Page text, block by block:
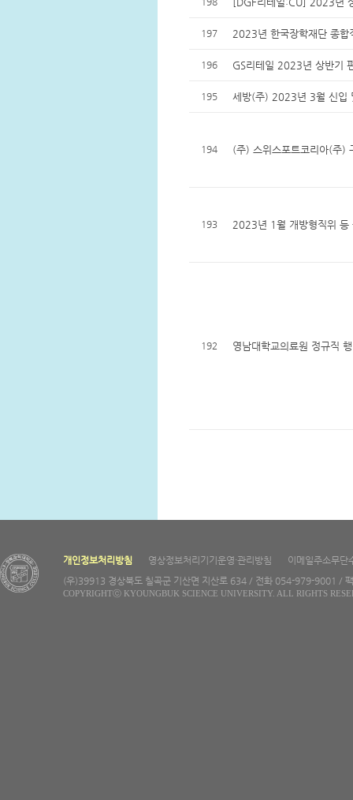
197 2023년 한국장학재단 종합
196 GS리테일 2023년 상반기
195 세방(주) 2023년 3월 신입
194 (주) 스위스포트코리아(주)
193 2023년 1월 개방형직위 등
192 영남대학교의료원 정규직
개인정보처리방침 영상정보처리기기운영·관리방침
이메일주소무단
(우)39913 경상북도 칠곡군 기산면 지산로 634 / 전화 054-979-9001 /
COPYRIGHTⓒ KYOUNGBUK SCIENCE UNIVERSITY. ALL RIGHTS